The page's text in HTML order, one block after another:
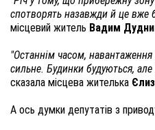
спотворять назавжди й це вже
місцевий житель Вадим
"Останнім часом,
сильне. Будинки будуються, але
сказала місцева жителька
А ось думки депутатів з